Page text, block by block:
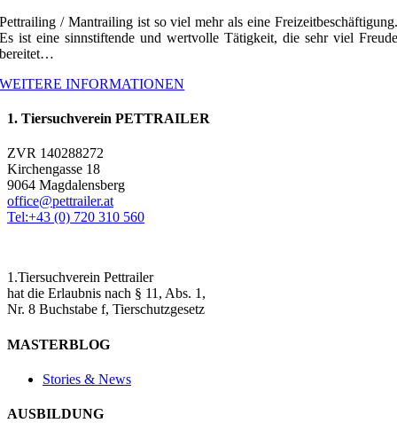
Pettrailing / Mantrailing ist so viel mehr als eine Freizeitbeschäftigung.
Es ist eine sinnstiftende und wertvolle Tätigkeit, die sehr viel Freude
bereitet…
WEITERE INFORMATIONEN
1. Tiersuchverein PETTRAILER
ZVR 140288272
Kirchengasse 18
9064 Magdalensberg
office@pettrailer.at
Tel:+43 (0) 720 310 560
1.Tiersuchverein Pettrailer
hat die Erlaubnis nach § 11, Abs. 1,
Nr. 8 Buchstabe f, Tierschutzgesetz
MASTERBLOG
Stories & News
AUSBILDUNG